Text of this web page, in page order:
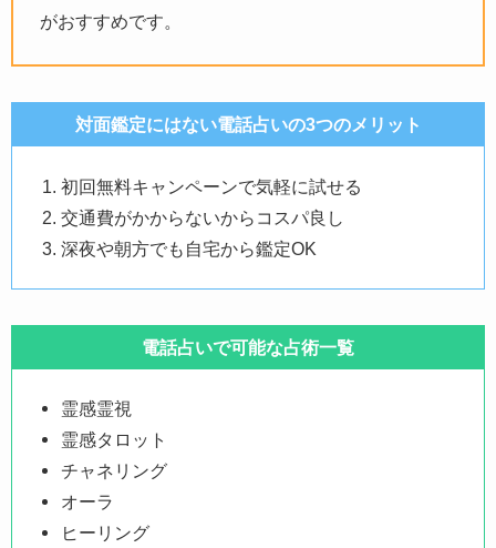
がおすすめです。
対面鑑定にはない電話占いの3つのメリット
初回無料キャンペーンで気軽に試せる
交通費がかからないからコスパ良し
深夜や朝方でも自宅から鑑定OK
電話占いで可能な占術一覧
霊感霊視
霊感タロット
チャネリング
オーラ
ヒーリング